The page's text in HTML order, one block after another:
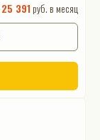
25 391 руб. в месяц